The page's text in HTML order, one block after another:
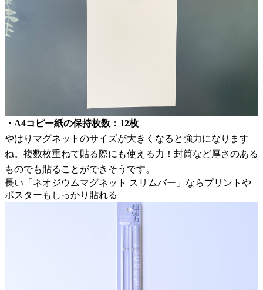
・A4コピー紙の保持枚数：12枚
やはりマグネットのサイズが大きくなると強力になります
ね。複数枚重ねて貼る際にも使える力！封筒など厚さのある
ものでも貼ることができそうです。
長い「ネオジウムマグネット スリムバー」ならプリントや
ポスターもしっかり貼れる